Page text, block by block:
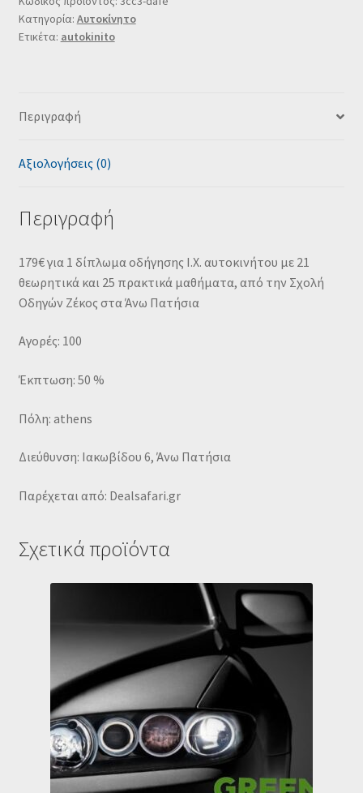
Κατηγορία: Αυτοκίνητο
Ετικέτα: autokinito
Περιγραφή
Αξιολογήσεις (0)
Περιγραφή
179€ για 1 δίπλωμα οδήγησης I.X. αυτοκινήτου με 21
θεωρητικά και 25 πρακτικά μαθήματα, από την Σχολή
Οδηγών Ζέκος στα Άνω Πατήσια
Αγορές: 100
Έκπτωση: 50 %
Πόλη: athens
Διεύθυνση: Ιακωβίδου 6, Άνω Πατήσια
Παρέχεται από: Dealsafari.gr
Σχετικά προϊόντα